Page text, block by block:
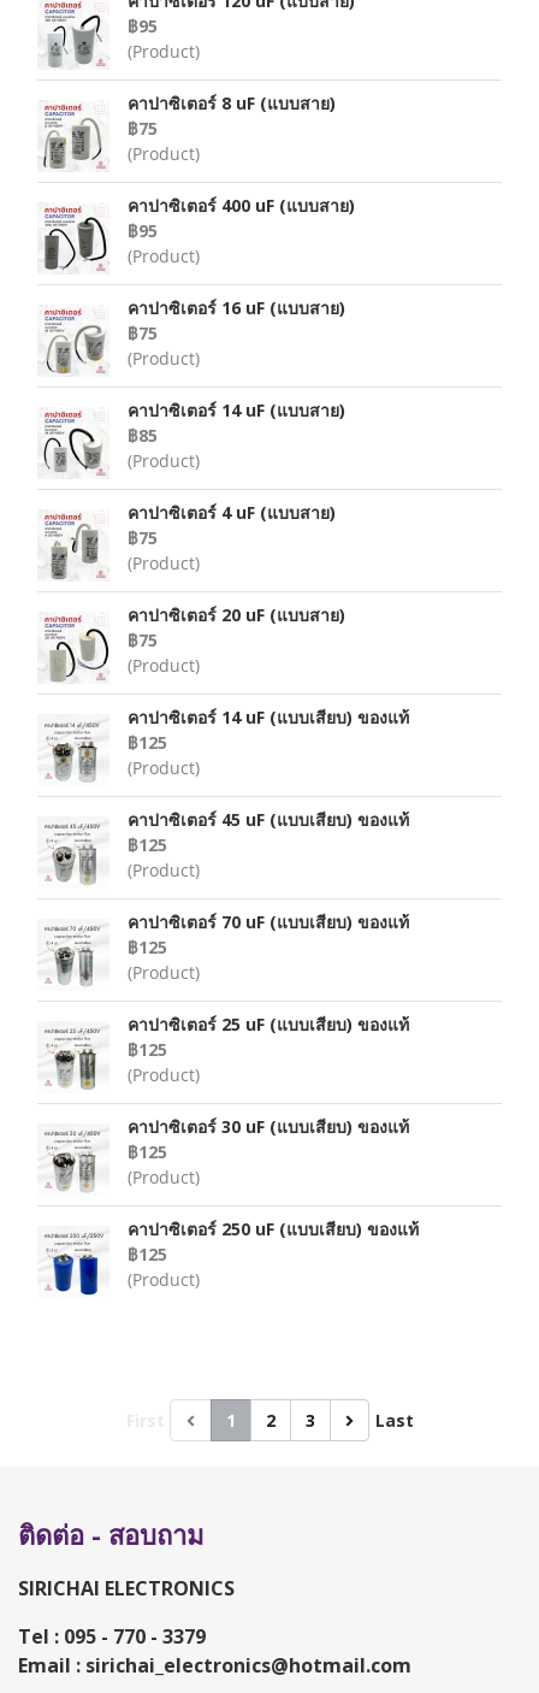
฿95
(Product)
คาปาซิเตอร์ 8 uF (แบบสาย)
฿75
(Product)
คาปาซิเตอร์ 400 uF (แบบสาย)
฿95
(Product)
คาปาซิเตอร์ 16 uF (แบบสาย)
฿75
(Product)
คาปาซิเตอร์ 14 uF (แบบสาย)
฿85
(Product)
คาปาซิเตอร์ 4 uF (แบบสาย)
฿75
(Product)
คาปาซิเตอร์ 20 uF (แบบสาย)
฿75
(Product)
คาปาซิเตอร์ 14 uF (แบบเสียบ) ของแท้
฿125
(Product)
คาปาซิเตอร์ 45 uF (แบบเสียบ) ของแท้
฿125
(Product)
คาปาซิเตอร์ 70 uF (แบบเสียบ) ของแท้
฿125
(Product)
คาปาซิเตอร์ 25 uF (แบบเสียบ) ของแท้
฿125
(Product)
คาปาซิเตอร์ 30 uF (แบบเสียบ) ของแท้
฿125
(Product)
คาปาซิเตอร์ 250 uF (แบบเสียบ) ของแท้
฿125
(Product)
1 2 3 Last
ติดต่อ - สอบถาม
SIRICHAI ELECTRONICS
Tel : 095 - 770 - 3379
Email : sirichai_electronics@hotmail.com